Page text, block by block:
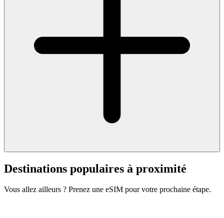
Destinations populaires à proximité
Vous allez ailleurs ? Prenez une eSIM pour votre prochaine étape.